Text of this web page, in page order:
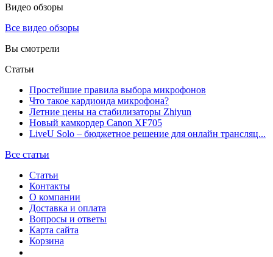
Видео обзоры
Все видео обзоры
Вы смотрели
Статьи
Простейшие правила выбора микрофонов
Что такое кардиоида микрофона?
Летние цены на стабилизаторы Zhiyun
Новый камкордер Canon XF705
LiveU Solo – бюджетное решение для онлайн трансляц...
Все статьи
Статьи
Контакты
О компании
Доставка и оплата
Вопросы и ответы
Карта сайта
Корзина